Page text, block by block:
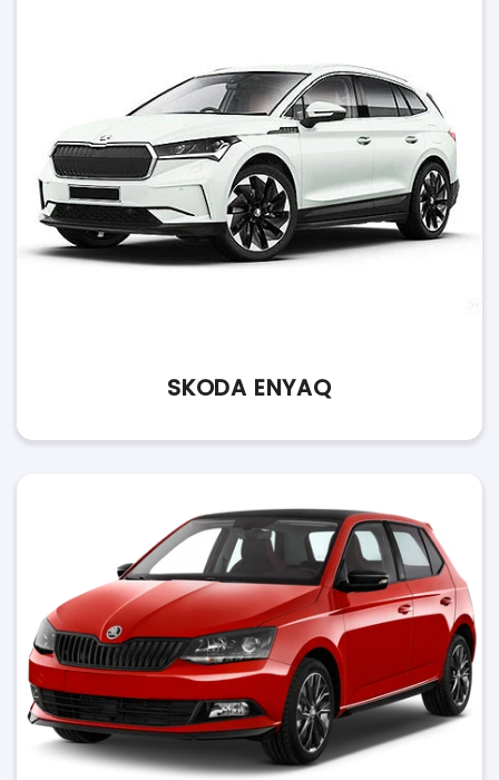
SKODA ENYAQ